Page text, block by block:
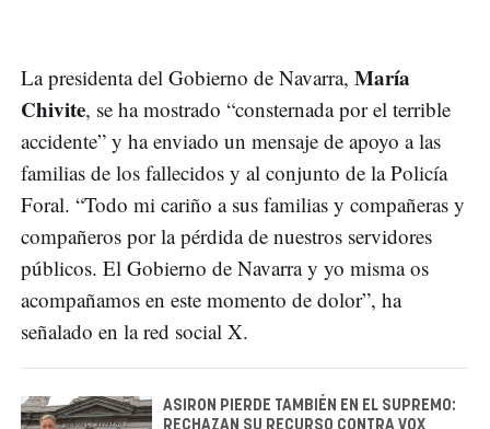
La presidenta del Gobierno de Navarra, María
Chivite, se ha mostrado “consternada por el terrible
accidente” y ha enviado un mensaje de apoyo a las
familias de los fallecidos y al conjunto de la Policía
Foral. “Todo mi cariño a sus familias y compañeras y
compañeros por la pérdida de nuestros servidores
públicos. El Gobierno de Navarra y yo misma os
acompañamos en este momento de dolor”, ha
señalado en la red social X.
ASIRON PIERDE TAMBIÉN EN EL SUPREMO:
RECHAZAN SU RECURSO CONTRA VOX